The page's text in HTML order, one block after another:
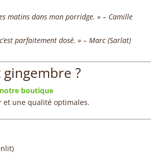
matins dans mon porridge. » – Camille
parfaitement dosé. » – Marc (Sarlat)
?
boutique
une qualité optimales.